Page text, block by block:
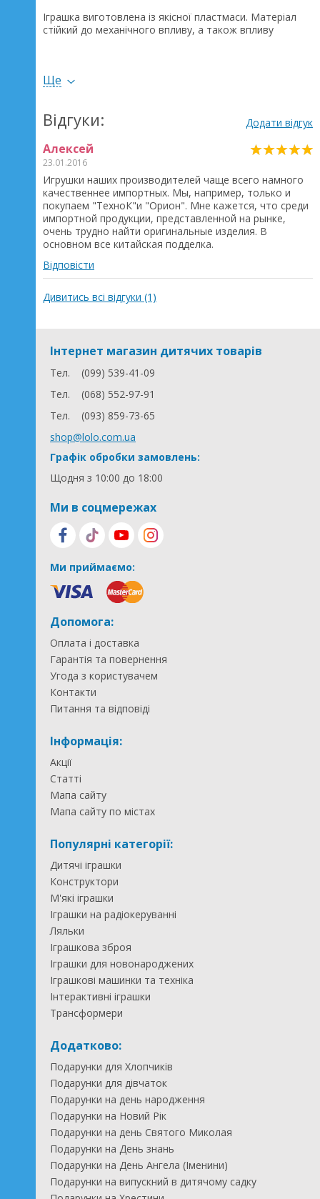
Іграшка виготовлена ​​із якісної пластмаси. Матеріал
стійкий до механічного впливу, а також впливу
Розмір: 64 х 19 х 16 см.
Ще
Відгуки: Додати відгук
Алексей
23.01.2016
Игрушки наших производителей чаще всего намного
качественнее импортных. Мы, например, только и
покупаем "ТехноК"и "Орион". Мне кажется, что среди
импортной продукции, представленной на рынке,
очень трудно найти оригинальные изделия. В
основном все китайская подделка.
Відповісти
Дивитись всі відгуки (1)
Інтернет магазин дитячих товарів
Тел.
(099) 539-41-09
Тел.
(068) 552-97-91
Тел.
(093) 859-73-65
shop@lolo.com.ua
Графік обробки замовлень:
Щодня з 10:00 до 18:00
Ми в соцмережах
Ми приймаємо:
Допомога:
Оплата і доставка
Гарантія та повернення
Угода з користувачем
Контакти
Питання та відповіді
Інформація:
Акції
Статті
Мапа сайту
Мапа сайту по містах
Популярні категорії:
Дитячі іграшки
Конструктори
М'які іграшки
Іграшки на радіокеруванні
Ляльки
Іграшкова зброя
Іграшки для новонароджених
Іграшкові машинки та техніка
Інтерактивні іграшки
Трансформери
Додатково:
Подарунки для Хлопчиків
Подарунки для дівчаток
Подарунки на день народження
Подарунки на Новий Рік
Подарунки на день Святого Миколая
Подарунки на День знань
Подарунки на День Ангела (Іменини)
Подарунки на випускний в дитячому садку